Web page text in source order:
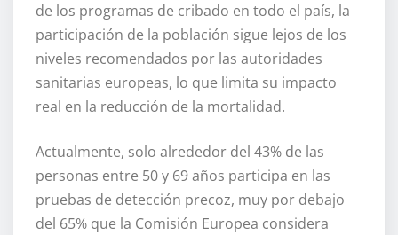
de los programas de cribado en todo el país, la
participación de la población sigue lejos de los
niveles recomendados por las autoridades
sanitarias europeas, lo que limita su impacto
real en la reducción de la mortalidad.
Actualmente, solo alrededor del 43% de las
personas entre 50 y 69 años participa en las
pruebas de detección precoz, muy por debajo
del 65% que la Comisión Europea considera